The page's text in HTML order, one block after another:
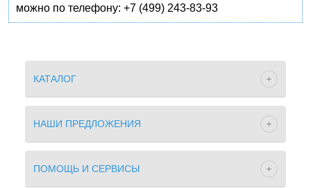
можно по телефону: +7 (499) 243-83-93
КАТАЛОГ
НАШИ ПРЕДЛОЖЕНИЯ
ПОМОЩЬ И СЕРВИСЫ